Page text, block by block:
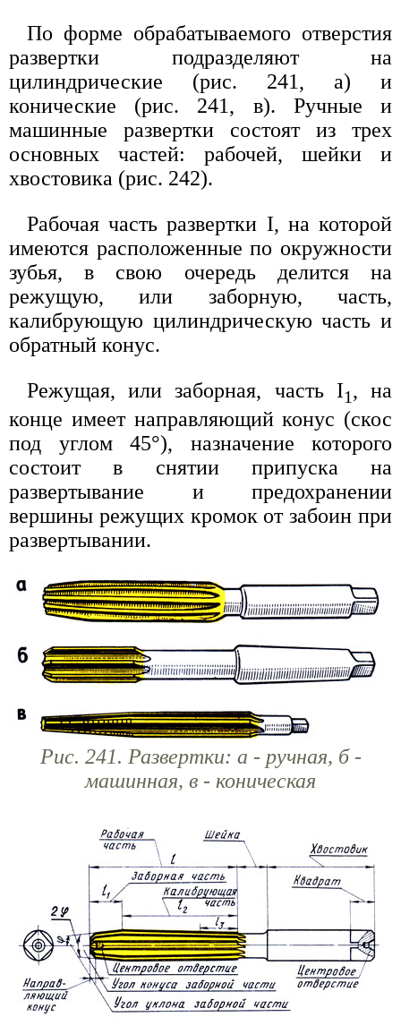
По форме обрабатываемого отверстия
развертки подразделяют на
цилиндрические (рис. 241, а) и
конические (рис. 241, в). Ручные и
машинные развертки состоят из трех
основных частей: рабочей, шейки и
хвостовика (рис. 242).
Рабочая часть развертки I, на которой
имеются расположенные по окружности
зубья, в свою очередь делится на
режущую, или заборную, часть,
калибрующую цилиндрическую часть и
обратный конус.
Режущая, или заборная, часть I1, на
конце имеет направляющий конус (скос
под углом 45°), назначение которого
состоит в снятии припуска на
развертывание и предохранении
вершины режущих кромок от забоин при
развертывании.
Рис. 241. Развертки: а - ручная, б -
машинная, в - коническая